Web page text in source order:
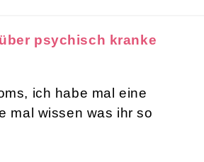
psychisch kranke
ich habe mal eine
mal wissen was ihr so